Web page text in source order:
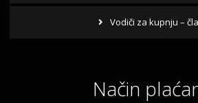
Vodiči za kupnju –
Način